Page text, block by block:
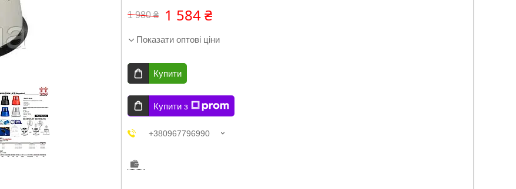
1 980 ₴ 1 584 ₴
Показати оптові ціни
Купити
Купити з
+380967796990